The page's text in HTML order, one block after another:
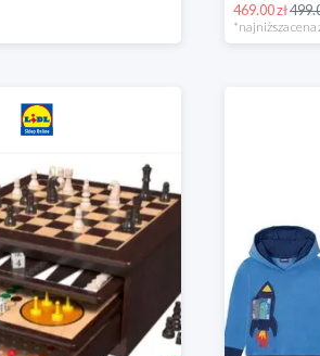
469.00 zł
*najniższa cena